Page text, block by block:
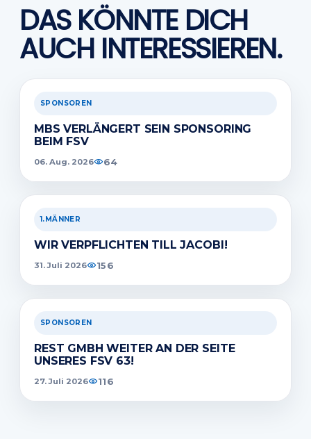
DAS KÖNNTE DICH
AUCH INTERESSIEREN.
SPONSOREN
MBS VERLÄNGERT SEIN SPONSORING
BEIM FSV
06. Aug. 2026 64
1.MÄNNER
WIR VERPFLICHTEN TILL JACOBI!
31. Juli 2026 156
SPONSOREN
REST GMBH WEITER AN DER SEITE
UNSERES FSV 63!
27. Juli 2026 116